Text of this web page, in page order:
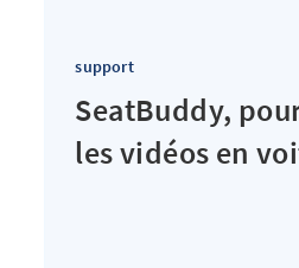
support
SeatBuddy,
les vidéos en